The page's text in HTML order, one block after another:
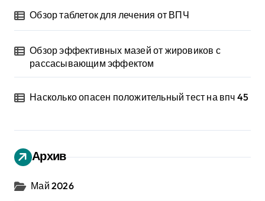
Обзор таблеток для лечения от ВПЧ
Обзор эффективных мазей от жировиков с
рассасывающим эффектом
Насколько опасен положительный тест на впч 45
Архив
Май 2026